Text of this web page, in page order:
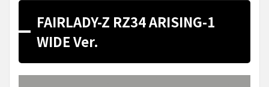
FAIRLADY-Z RZ34 ARISING-1
WIDE Ver.